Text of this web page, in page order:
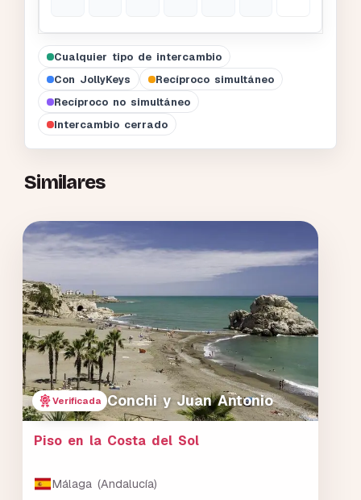
Cualquier tipo de intercambio
Con JollyKeys
Recíproco simultáneo
Recíproco no simultáneo
Intercambio cerrado
Similares
Verificada Conchi y Juan Antonio
Piso en la Costa del Sol
Málaga (Andalucía)